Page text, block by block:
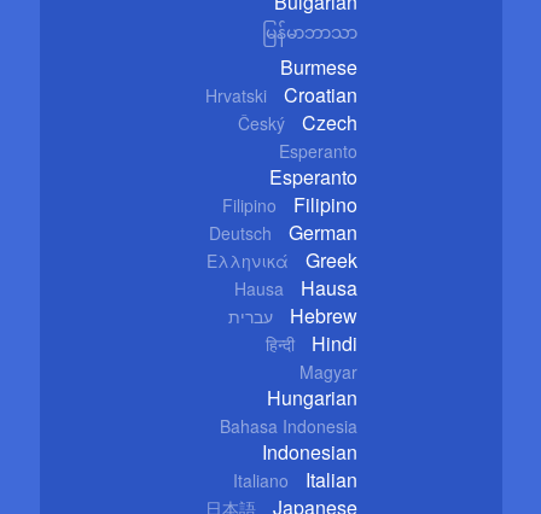
မြန်မာဘာသာ
Burmese
Hrvatski Croatian
Český Czech
Esperanto
Esperanto
Filipino Filipino
Deutsch German
Ελληνικά Greek
Hausa Hausa
עברית Hebrew
हिन्दी Hindi
Magyar
Hungarian
Bahasa Indonesia
Indonesian
Italiano Italian
日本語 Japanese